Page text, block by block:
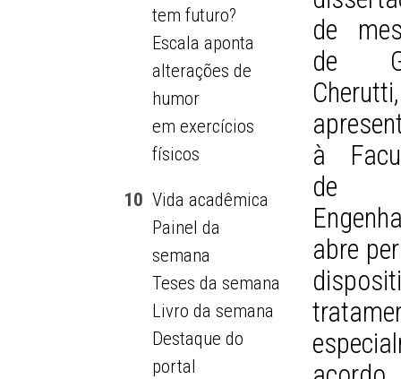
tem futuro?
Escala aponta
alterações de
humor
em exercícios
físicos
10 Vida acadêmica
Painel da
semana
Teses da semana
Livro da semana
Destaque do
portal
de
de
Cherutti,
à
de
abre